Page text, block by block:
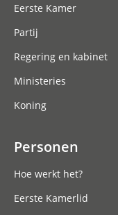
Eerste Kamer
Partij
Regering en kabinet
Ministeries
Koning
Personen
Hoe werkt het?
Eerste Kamerlid